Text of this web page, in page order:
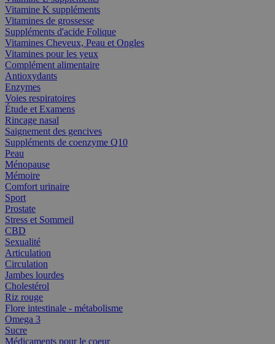
Vitamine K suppléments
Vitamines de grossesse
Suppléments d'acide Folique
Vitamines Cheveux, Peau et Ongles
Vitamines pour les yeux
Complément alimentaire
Antioxydants
Enzymes
Voies respiratoires
Étude et Examens
Rincage nasal
Saignement des gencives
Suppléments de coenzyme Q10
Peau
Ménopause
Mémoire
Comfort urinaire
Sport
Prostate
Stress et Sommeil
CBD
Sexualité
Articulation
Circulation
Jambes lourdes
Cholestérol
Riz rouge
Flore intestinale - métabolisme
Omega 3
Sucre
Médicaments pour le coeur